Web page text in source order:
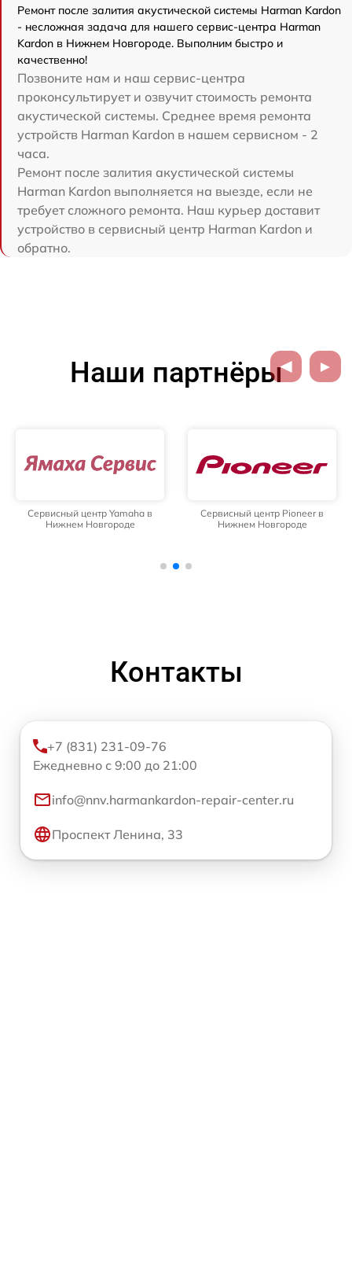
Ремонт после залития акустической системы Harman Kardon
- несложная задача для нашего сервис-центра Harman
Kardon в Нижнем Новгороде. Выполним быстро и
качественно!
Позвоните нам и наш сервис-центра
проконсультирует и озвучит стоимость ремонта
акустической системы. Среднее время ремонта
устройств Harman Kardon в нашем сервисном - 2
часа.
Ремонт после залития акустической системы
Harman Kardon выполняется на выезде, если не
требует сложного ремонта. Наш курьер доставит
устройство в сервисный центр Harman Kardon и
обратно.
Наши партнёры
Сервисный центр Yamaha в
Нижнем Новгороде
Сервисный центр Pioneer в
Нижнем Новгороде
Контакты
+7 (831) 231-09-76
Ежедневно с 9:00 до 21:00
info@nnv.harmankardon-repair-center.ru
Проспект Ленина, 33